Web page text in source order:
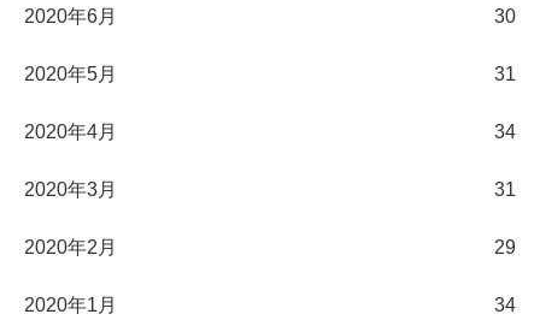
2020年6月 30
2020年5月 31
2020年4月 34
2020年3月 31
2020年2月 29
2020年1月 34